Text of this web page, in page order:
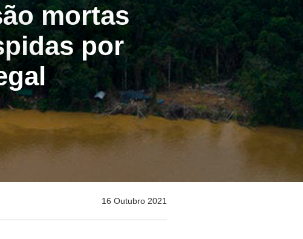
mortas
por
16 Outubro 2021